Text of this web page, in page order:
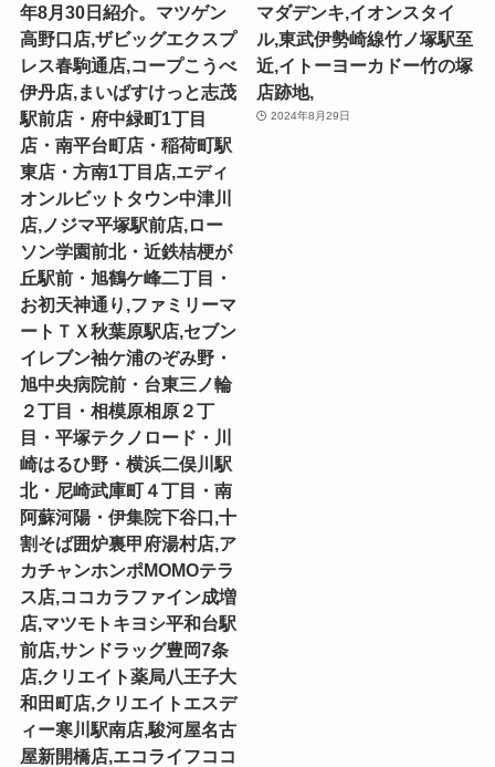
年8月30日紹介。マツゲン
高野口店,ザビッグエクスプ
レス春駒通店,コープこうべ
伊丹店,まいばすけっと志茂
駅前店・府中緑町1丁目
店・南平台町店・稲荷町駅
東店・方南1丁目店,エディ
オンルビットタウン中津川
店,ノジマ平塚駅前店,ロー
ソン学園前北・近鉄桔梗が
丘駅前・旭鶴ケ峰二丁目・
お初天神通り,ファミリーマ
ートＴＸ秋葉原駅店,セブン
イレブン袖ケ浦のぞみ野・
旭中央病院前・台東三ノ輪
２丁目・相模原相原２丁
目・平塚テクノロード・川
崎はるひ野・横浜二俣川駅
北・尼崎武庫町４丁目・南
阿蘇河陽・伊集院下谷口,十
割そば囲炉裏甲府湯村店,ア
カチャンホンポMOMOテラ
ス店,ココカラファイン成増
店,マツモトキヨシ平和台駅
前店,サンドラッグ豊岡7条
店,クリエイト薬局八王子大
和田町店,クリエイトエスデ
ィー寒川駅南店,駿河屋名古
屋新開橋店,エコライフココ
マダデンキ,イオンスタイ
ル,東武伊勢崎線竹ノ塚駅至
近,イトーヨーカドー竹の塚
店跡地,
2024年8月29日